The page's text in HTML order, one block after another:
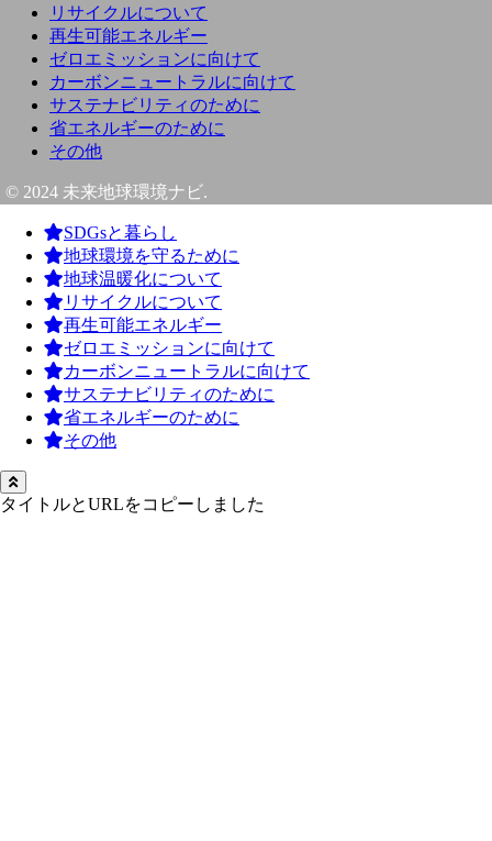
リサイクルについて
再生可能エネルギー
ゼロエミッションに向けて
カーボンニュートラルに向けて
サステナビリティのために
省エネルギーのために
その他
© 2024 未来地球環境ナビ.
SDGsと暮らし
地球環境を守るために
地球温暖化について
リサイクルについて
再生可能エネルギー
ゼロエミッションに向けて
カーボンニュートラルに向けて
サステナビリティのために
省エネルギーのために
その他
タイトルとURLをコピーしました